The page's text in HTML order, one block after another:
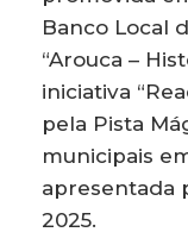
Banco Local
“Arouca –
iniciativa
pela Pista
municipais
apresentada
2025.